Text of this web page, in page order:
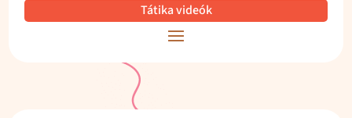
Tátika videók